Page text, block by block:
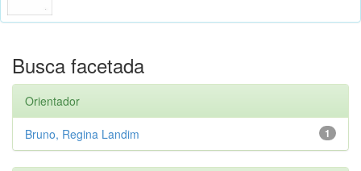
Busca facetada
Orientador
1
Bruno, Regina Landim